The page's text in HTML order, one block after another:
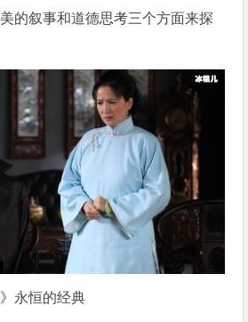
的叙事和道德思考三个方面来探
永恒的经典